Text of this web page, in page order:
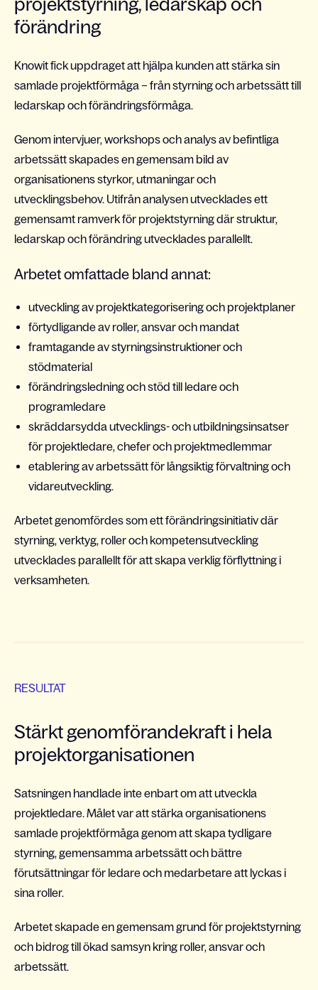
förändring
Knowit fick uppdraget att hjälpa kunden att stärka sin
samlade projektförmåga – från styrning och arbetssätt till
ledarskap och förändringsförmåga.
Genom intervjuer, workshops och analys av befintliga
arbetssätt skapades en gemensam bild av
organisationens styrkor, utmaningar och
utvecklingsbehov. Utifrån analysen utvecklades ett
gemensamt ramverk för projektstyrning där struktur,
ledarskap och förändring utvecklades parallellt.
Arbetet omfattade bland annat:
utveckling av projektkategorisering och projektplaner
förtydligande av roller, ansvar och mandat
framtagande av styrningsinstruktioner och
stödmaterial
förändringsledning och stöd till ledare och
programledare
skräddarsydda utvecklings- och utbildningsinsatser
för projektledare, chefer och projektmedlemmar
etablering av arbetssätt för långsiktig förvaltning och
vidareutveckling.
Arbetet genomfördes som ett förändringsinitiativ där
styrning, verktyg, roller och kompetensutveckling
utvecklades parallellt för att skapa verklig förflyttning i
verksamheten.
RESULTAT
Stärkt genomförandekraft i hela
projektorganisationen
Satsningen handlade inte enbart om att utveckla
projektledare. Målet var att stärka organisationens
samlade projektförmåga genom att skapa tydligare
styrning, gemensamma arbetssätt och bättre
förutsättningar för ledare och medarbetare att lyckas i
sina roller.
Arbetet skapade en gemensam grund för projektstyrning
och bidrog till ökad samsyn kring roller, ansvar och
arbetssätt.